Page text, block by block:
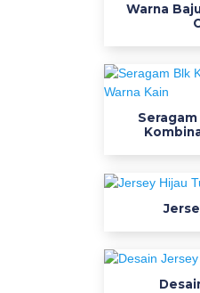
Warna